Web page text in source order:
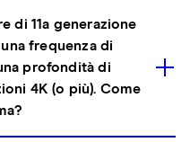
di 11a generazione
frequenza di
profondità di
4K (o più). Come